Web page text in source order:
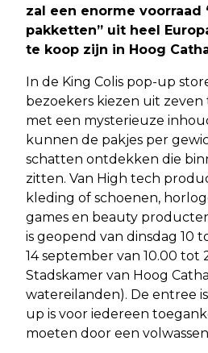
zal een enorme voorraad
pakketten” uit heel
te koop zijn in Hoog
In de King Colis pop-up
bezoekers kiezen uit
met een mysterieuze
kunnen de pakjes per
schatten ontdekken die
zitten. Van High tech
kleding of schoenen,
games en beauty
is geopend van dinsdag 10
14 september van 10.00 tot
Stadskamer van Hoog
watereilanden). De entree
up is voor iedereen
moeten door een